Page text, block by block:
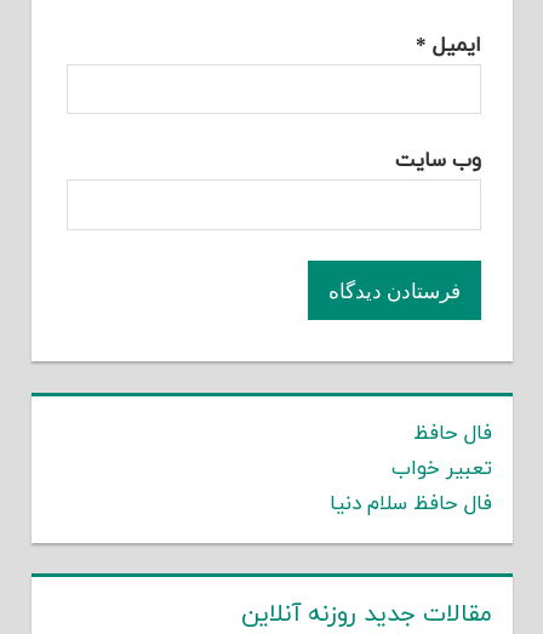
ایمیل *
وب‌ سایت
فال حافظ
تعبیر خواب
فال حافظ سلام دنیا
مقالات جدید روزنه آنلاین